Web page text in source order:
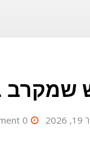
שמקרב
0 Comment